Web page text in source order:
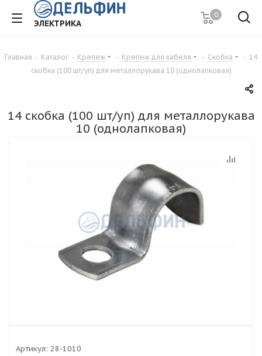
ЭЛЕКТРИКА
0
Главная - Каталог - Крепеж - Крепеж для кабеля - Скобка - 14
скобка (100 шт/уп) для металлорукава 10 (однолапковая)
14 скобка (100 шт/уп) для металлорукава
10 (однолапковая)
Артикул: 28-1010